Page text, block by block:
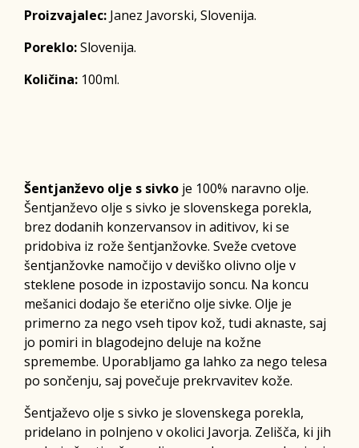
Proizvajalec: Janez Javorski, Slovenija.
Poreklo:Slovenija.
Količina: 100ml.
Šentjanževo olje s sivko je 100% naravno olje.
Šentjanževo olje s sivko je slovenskega porekla,
brez dodanih konzervansov in aditivov, ki se
pridobiva iz rože šentjanžovke. Sveže cvetove
šentjanžovke namočijo v deviško olivno olje v
steklene posode in izpostavijo soncu. Na koncu
mešanici dodajo še eterično olje sivke. Olje je
primerno za nego vseh tipov kož, tudi aknaste, saj
jo pomiri in blagodejno deluje na kožne
spremembe. Uporabljamo ga lahko za nego telesa
po sončenju, saj povečuje prekrvavitev kože.
Šentjaževo olje s sivko je slovenskega porekla,
pridelano in polnjeno v okolici Javorja. Zelišča, ki jih